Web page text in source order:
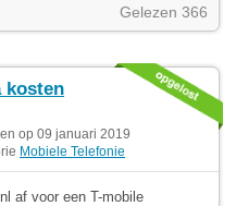
Gelezen 366
kosten
op 09 januari 2019
Mobiele Telefonie
af voor een T-mobile